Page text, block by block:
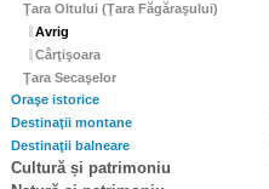
Ţara Oltului (Ţara Făgăraşului)
Avrig
Cârţişoara
Ţara Secaşelor
Oraşe istorice
Destinaţii montane
Destinaţii balneare
Cultură și patrimoniu